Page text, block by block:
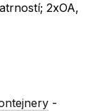
2xOA,
-